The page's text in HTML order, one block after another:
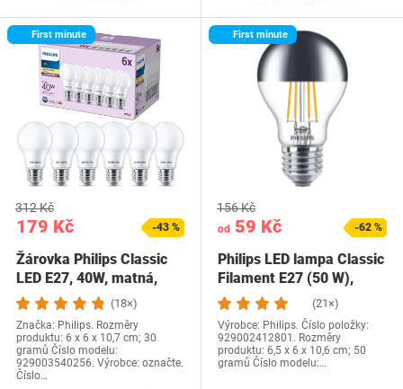
First minute
179 Kč
312 Kč
-43 %
Žárovka Philips Classic
LED E27, 40W, matná,
teplá bílá,…
(18×)
Značka: Philips. Rozměry
produktu: 6 x 6 x 10,7 cm; 30
gramů Číslo modelu:
929003540256. Výrobce: označte.
Číslo…
First minute
od 59 Kč
156 Kč
-62 %
Philips LED lampa Classic
Filament E27 (50 W),
stmívatelná…
(21×)
Výrobce: Philips. Číslo položky:
929002412801. Rozměry
produktu: 6,5 x 6 x 10,6 cm; 50
gramů Číslo modelu:…